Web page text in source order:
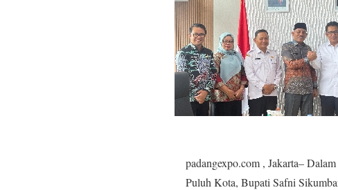
padangexpo.com , Jakarta–
Puluh Kota, Bupati Safni